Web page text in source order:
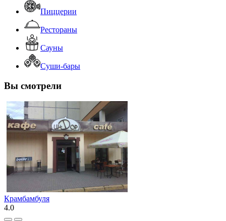
Пиццерии
Рестораны
Сауны
Суши-бары
Вы смотрели
Крамбамбуля
4.0